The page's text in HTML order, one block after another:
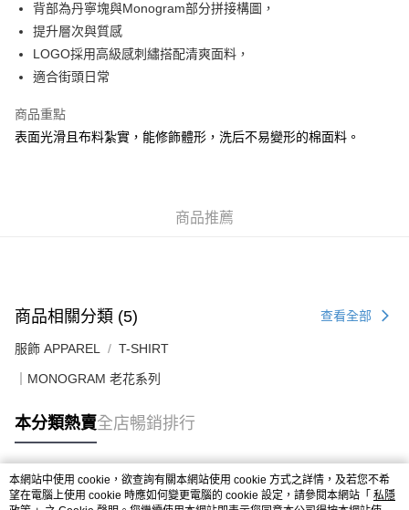
WeChat Pay
送貨方式
每筆HK$50.00，滿HK$499.00或以上免運費
付款後順豐合作便利店
背部為丹寧塊與Monogram部分拼接構圖，
提升層次與質感
LOGO採用高級感刺繡搭配清爽面料，
適合街頭日常
商品重點
表面光滑且布料紮實，能修飾體形，洗后不易變形的棉面料。
商品推薦
商品相關分類 (5) 查看全部
服飾 APPAREL T-SHIRT
｜MONOGRAM 老花系列
本分類熱賣全店暢銷排行
熱門標籤
本網站中使用 cookie，欲查詢有關本網站使用 cookie 方式之詳情，及若您不希
望在電腦上使用 cookie 時應如何變更電腦的 cookie 設定，請參閱本網站「 私隱